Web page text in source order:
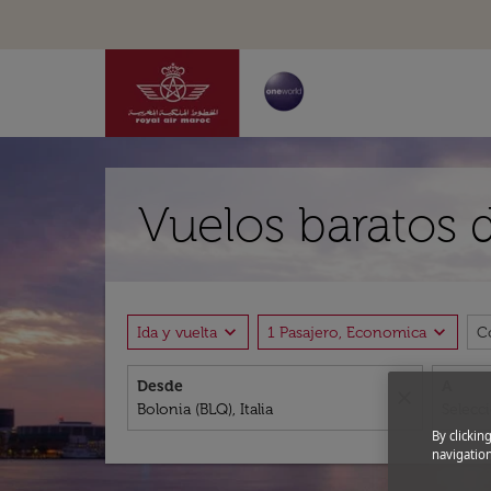
Vuelos baratos
Ida y vuelta expand_more 1 Pasajero, Economica expand_more
Desde
By